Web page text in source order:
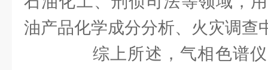
油产品化学成分分析、火灾调查
综上所述，气相色谱仪